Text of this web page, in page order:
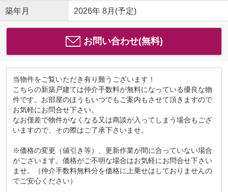
築年月 2026年 8月(予定)
お問い合わせ(無料)
当物件をご覧いただき有り難うございます！
こちらの新築戸建ては仲介手数料が無料になっている優良な物
件です。お部屋のほうもいつでもご案内もさせて頂きますので
お気軽にお問合せ下さい。
なお僅差で物件がなくなる又は商談が入ってしまう場合もござ
いますので、その際はご了承下さいませ。
※価格の変更（値引き等）、更新作業が間に合っていない場合
がございます。価格がご不明な場合はお気軽にお問合せ下さい
ませ。（仲介手数料無料分を価格に上乗せはしておりませんの
でご安心ください）